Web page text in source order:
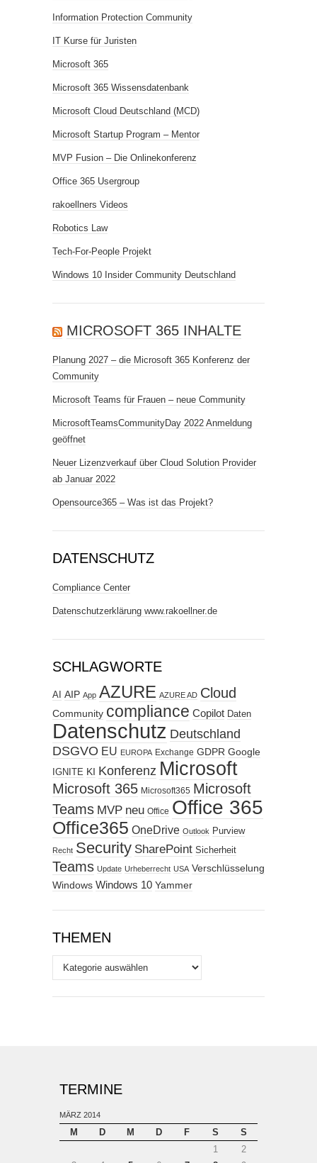
Information Protection Community
IT Kurse für Juristen
Microsoft 365
Microsoft 365 Wissensdatenbank
Microsoft Cloud Deutschland (MCD)
Microsoft Startup Program – Mentor
MVP Fusion – Die Onlinekonferenz
Office 365 Usergroup
rakoellners Videos
Robotics Law
Tech-For-People Projekt
Windows 10 Insider Community Deutschland
MICROSOFT 365 INHALTE
Planung 2027 – die Microsoft 365 Konferenz der
Community
Microsoft Teams für Frauen – neue Community
MicrosoftTeamsCommunityDay 2022 Anmeldung
geöffnet
Neuer Lizenzverkauf über Cloud Solution Provider
ab Januar 2022
Opensource365 – Was ist das Projekt?
DATENSCHUTZ
Compliance Center
Datenschutzerklärung www.rakoellner.de
SCHLAGWORTE
AI AIP App AZURE AZURE AD Cloud
Community compliance Copilot Daten
Datenschutz Deutschland
DSGVO EU EUROPA Exchange GDPR Google
IGNITE KI Konferenz Microsoft
Microsoft 365 Microsoft365 Microsoft
Teams MVP neu Office Office 365
Office365 OneDrive Outlook Purview
Recht Security SharePoint Sicherheit
Teams Update Urheberrecht USA Verschlüsselung
Windows Windows 10 Yammer
THEMEN
Themen
TERMINE
MÄRZ 2014
M D M D F S
S
1
2